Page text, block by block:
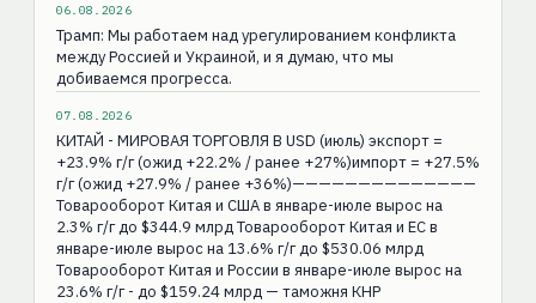
06.08.2026
Трамп: Мы работаем над урегулированием конфликта
между Россией и Украиной, и я думаю, что мы
добиваемся прогресса.
07.08.2026
КИТАЙ - МИРОВАЯ ТОРГОВЛЯ В USD (июль) экспорт =
+23.9% г/г (ожид +22.2% / ранее +27%)импорт = +27.5%
г/г (ожид +27.9% / ранее +36%)——————————————
Товарооборот Китая и США в январе-июле вырос на
2.3% г/г до $344.9 млрд Товарооборот Китая и ЕС в
январе-июле вырос на 13.6% г/г до $530.06 млрд
Товарооборот Китая и России в январе-июле вырос на
23.6% г/г - до $159.24 млрд — таможня КНР